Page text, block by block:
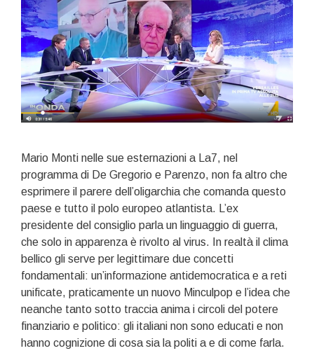
Mario Monti nelle sue esternazioni a La7, nel
programma di De Gregorio e Parenzo, non fa altro che
esprimere il parere dell’oligarchia che comanda questo
paese e tutto il polo europeo atlantista. L’ex
presidente del consiglio parla un linguaggio di guerra,
che solo in apparenza è rivolto al virus. In realtà il clima
bellico gli serve per legittimare due concetti
fondamentali: un’informazione antidemocratica e a reti
unificate, praticamente un nuovo Minculpop e l’idea che
neanche tanto sotto traccia anima i circoli del potere
finanziario e politico: gli italiani non sono educati e non
hanno cognizione di cosa sia la politi a e di come farla.